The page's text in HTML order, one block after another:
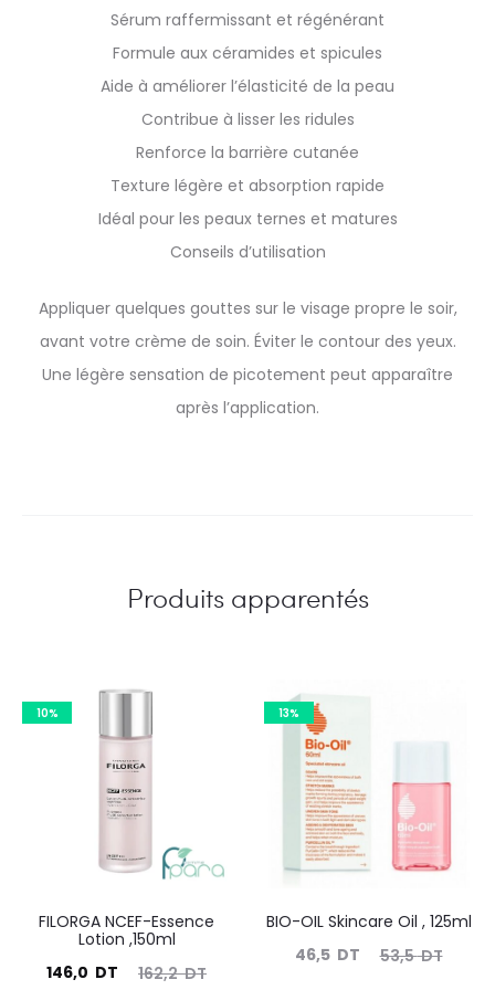
Sérum raffermissant et régénérant
Formule aux céramides et spicules
Aide à améliorer l’élasticité de la peau
Contribue à lisser les ridules
Renforce la barrière cutanée
Texture légère et absorption rapide
Idéal pour les peaux ternes et matures
Conseils d’utilisation
Appliquer quelques gouttes sur le visage propre le soir,
avant votre crème de soin. Éviter le contour des yeux.
Une légère sensation de picotement peut apparaître
après l’application.
Produits apparentés
10%
FILORGA NCEF-Essence
Lotion ,150ml
162,2DT
Le
146,0 DT
Le
13%
BIO-OIL Skincare Oil , 125ml
53,5DT
Le
46,5 DT